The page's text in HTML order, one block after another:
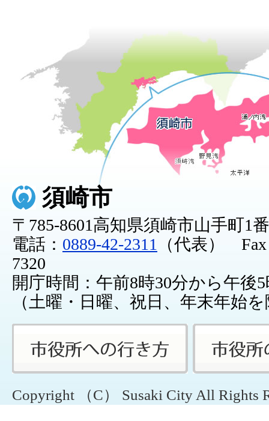
須崎市
〒785-8601高知県須崎市山手町1
電話： 0889-42-2311
（代表） Fax
7320
開庁時間：午前8時30分から午後
（土曜・日曜、祝日、年末年始
Copyright （C） Susaki City All Rights